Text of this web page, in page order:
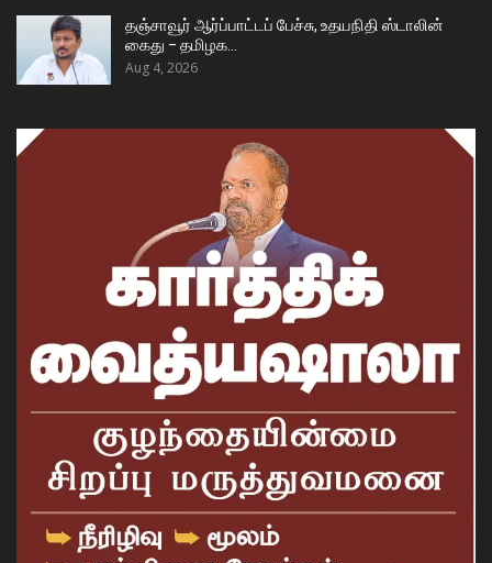
தஞ்சாவூர் ஆர்ப்பாட்டப் பேச்சு, உதயநிதி ஸ்டாலின்
கைது – தமிழக…
Aug 4, 2026